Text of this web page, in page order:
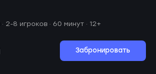
2-8 игроков · 60 минут · 12+
Забронировать